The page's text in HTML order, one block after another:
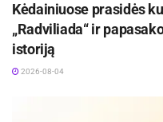
Kėdainiuose prasidės
„Radviliada“ ir
istoriją
2026-08-04